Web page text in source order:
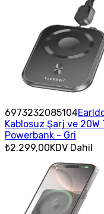
6973232085104
Kablosuz Şarj ve 20W
Powerbank - Gri
₺2.299,00KDV Dahil